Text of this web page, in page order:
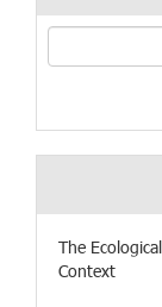
The
Context